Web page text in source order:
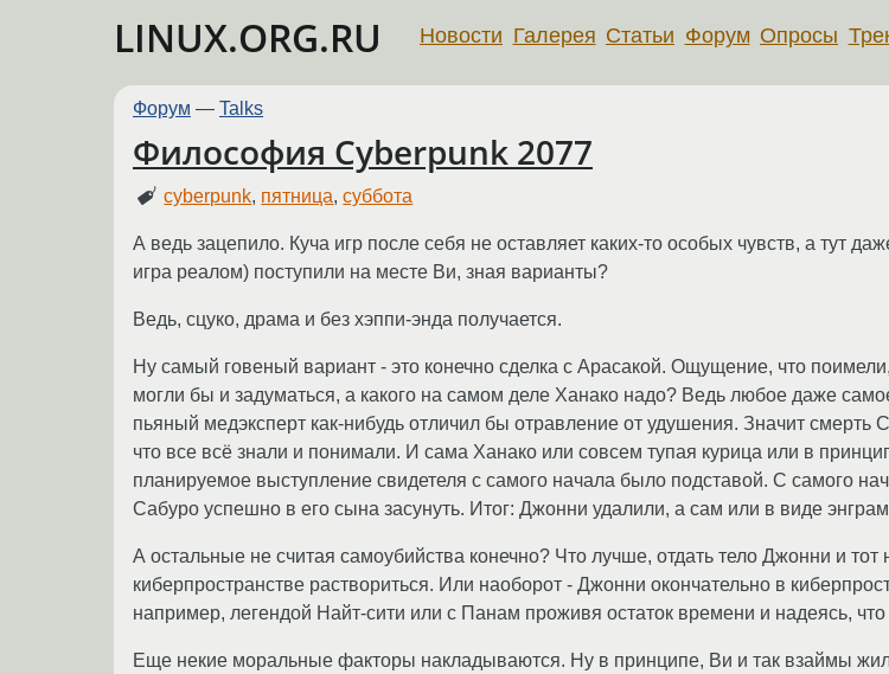
LINUX.ORG.RU Новости Галерея Статьи Форум Опросы
Форум — Talks
Философия Cyberpunk 2077
cyberpunk, пятница,суббота
А ведь зацепило. Куча игр после себя не оставляет каких-то особых чувств, а тут
игра реалом) поступили на месте Ви, зная варианты?
Ведь, сцуко, драма и без хэппи-энда получается.
Ну самый говеный вариант - это конечно сделка с Арасакой. Ощущение, что
могли бы и задуматься, а какого на самом деле Ханако надо? Ведь любое даже
пьяный медэксперт как-нибудь отличил бы отравление от удушения. Значит смерть
что все всё знали и понимали. И сама Ханако или совсем тупая курица или в
планируемое выступление свидетеля с самого начала было подставой. С самого
Сабуро успешно в его сына засунуть. Итог: Джонни удалили, а сам или в виде
А остальные не считая самоубийства конечно? Что лучше, отдать тело Джонни и тот
киберпространстве раствориться. Или наоборот - Джонни окончательно в
например, легендой Найт-сити или с Панам проживя остаток времени и надеясь,
Еще некие моральные факторы накладываются. Ну в принципе, Ви и так взаймы